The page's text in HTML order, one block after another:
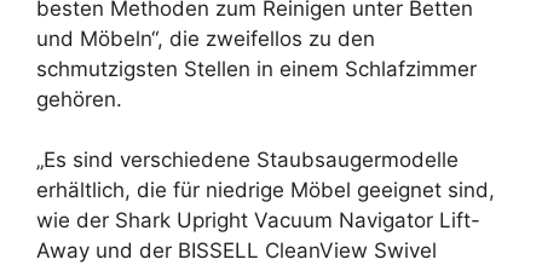
besten Methoden zum Reinigen unter Betten
und Möbeln“, die zweifellos zu den
schmutzigsten Stellen in einem Schlafzimmer
gehören.
„Es sind verschiedene Staubsaugermodelle
erhältlich, die für niedrige Möbel geeignet sind,
wie der Shark Upright Vacuum Navigator Lift-
Away und der BISSELL CleanView Swivel